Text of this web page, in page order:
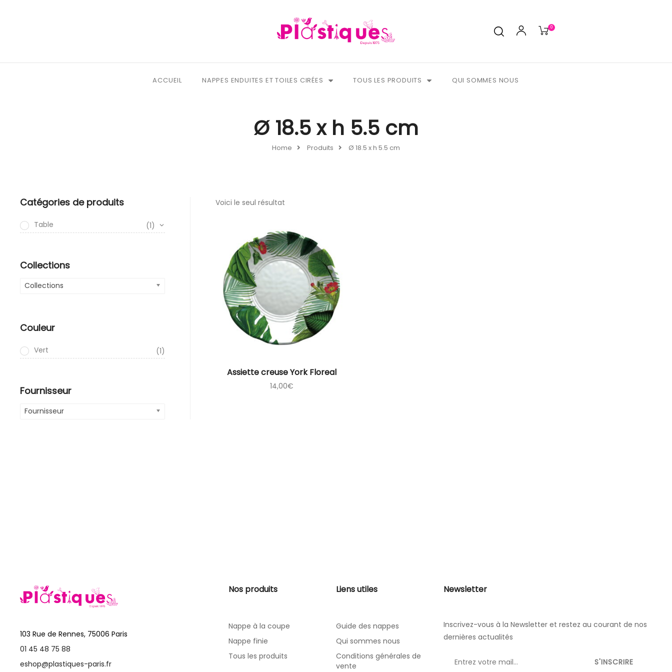
0
ACCUEIL NAPPES ENDUITES ET TOILES CIRÉES TOUS LES PRODUITS QUI SOMMES NOUS
Home Produits Ø 18.5 x h 5.5 cm
Ø 18.5 x h 5.5 cm
Voici le seul résultat
Assiette creuse York Floreal
14,00€
Catégories de produits
Table (1)
Collections
Collections
Couleur
Vert (1)
Fournisseur
Fournisseur
103 Rue de Rennes, 75006 Paris
01 45 48 75 88
eshop@plastiques-paris.fr
Nos produits
Nappe à la coupe
Nappe finie
Tous les produits
Liens utiles
Guide des nappes
Qui sommes nous
Conditions générales de
vente
Newsletter
Inscrivez-vous à la Newsletter et restez au courant de nos
dernières actualités